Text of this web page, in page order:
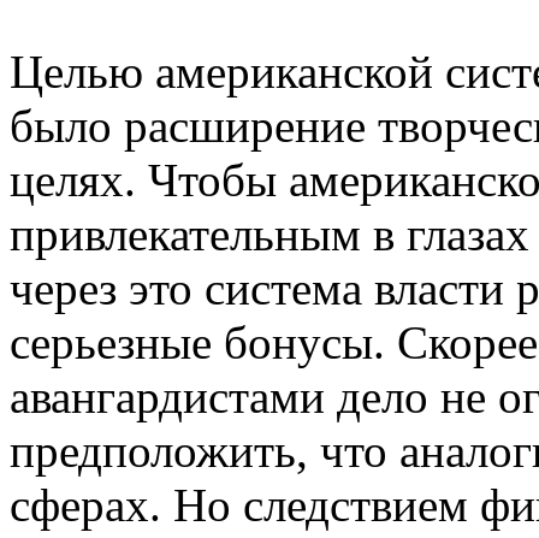
Целью американской
было расширение
целях. Чтобы
привлекательным в
через это система власти
серьезные бонусы.
авангардистами дело не
предположить, что
сферах. Но следствием